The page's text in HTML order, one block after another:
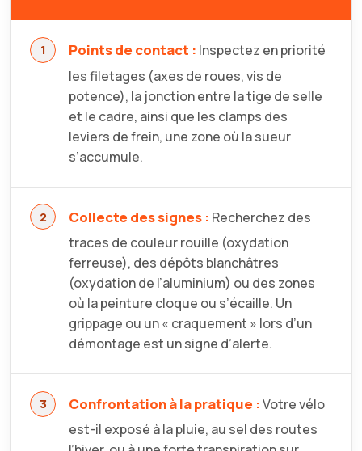
Points de contact : Inspectez en priorité
les filetages (axes de roues, vis de
potence), la jonction entre la tige de selle
et le cadre, ainsi que les clamps des
leviers de frein, une zone où la sueur
s’accumule.
Collecte des signes : Recherchez des
traces de couleur rouille (oxydation
ferreuse), des dépôts blanchâtres
(oxydation de l’aluminium) ou des zones
où la peinture cloque ou s’écaille. Un
grippage ou un « craquement » lors d’un
démontage est un signe d’alerte.
Confrontation à la pratique :Votre vélo
est-il exposé à la pluie, au sel des routes